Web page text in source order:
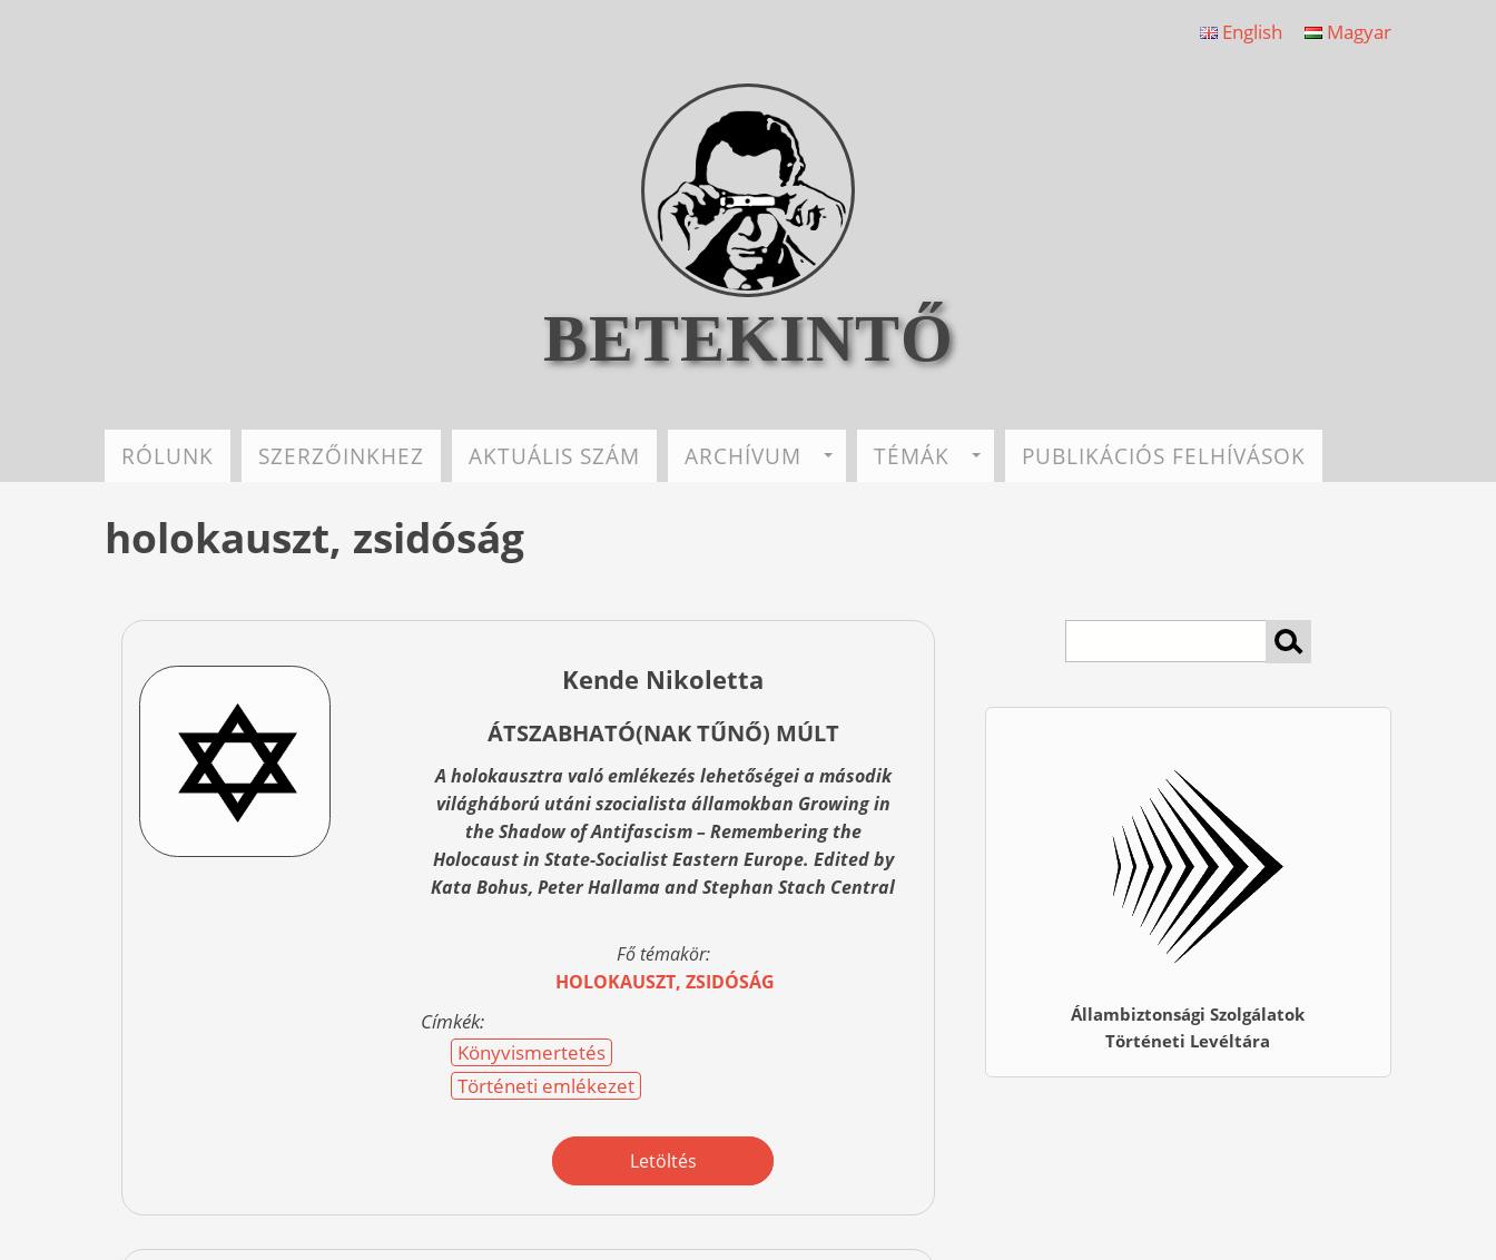
English Magyar
BETEKINTŐ
RÓLUNK SZERZŐINKHEZ AKTUÁLIS SZÁM ARCHÍVUM TÉMÁK PUBLIKÁCIÓS FELHÍVÁSOK
holokauszt, zsidóság
Kende Nikoletta
ÁTSZABHATÓ(NAK TŰNŐ) MÚLT
A holokausztra való emlékezés lehetőségei a második
világháború utáni szocialista államokban Growing in
the Shadow of Antifascism – Remembering the
Holocaust in State-Socialist Eastern Europe. Edited by
Kata Bohus, Peter Hallama and Stephan Stach Central
Fő témakör:
HOLOKAUSZT, ZSIDÓSÁG
Címkék:
Könyvismertetés
Történeti emlékezet
Letöltés
Állambiztonsági Szolgálatok
Történeti Levéltára